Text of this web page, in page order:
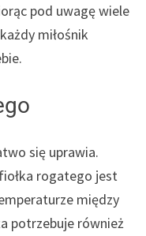
pod uwagę wiele
miłośnik
się uprawia.
rogatego jest
między
potrzebuje również